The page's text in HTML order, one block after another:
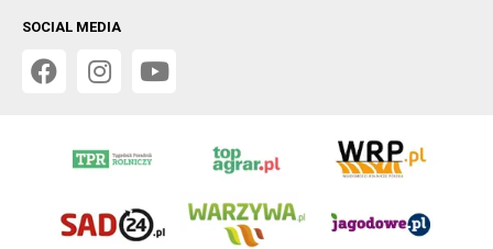
SOCIAL MEDIA